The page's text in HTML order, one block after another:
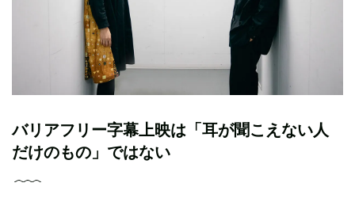
バリアフリー字幕上映は「耳が聞こえない人
だけのもの」ではない